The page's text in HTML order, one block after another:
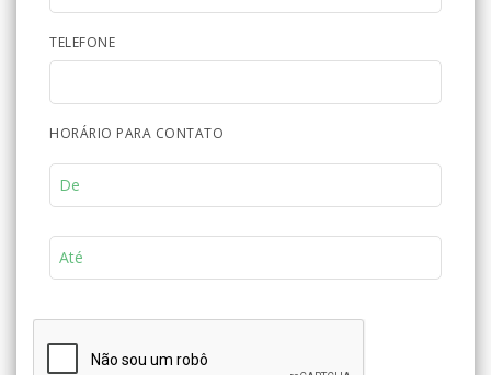
TELEFONE
HORÁRIO PARA CONTATO